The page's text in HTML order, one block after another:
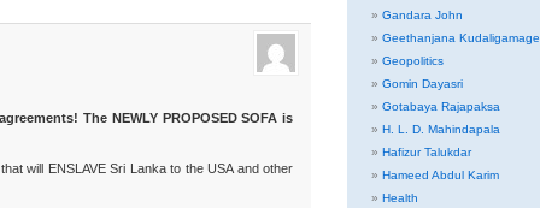
The NEWLY PROPOSED SOFA is
will ENSLAVE Sri Lanka to the USA and other
Gandara John
Geethanjana Kudaligamage
Geopolitics
Gomin Dayasri
Gotabaya Rajapaksa
H. L. D. Mahindapala
Hafizur Talukdar
Hameed Abdul Karim
Health